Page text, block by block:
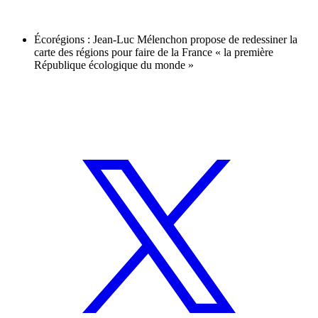
Écorégions : Jean-Luc Mélenchon propose de redessiner la
carte des régions pour faire de la France « la première
République écologique du monde »